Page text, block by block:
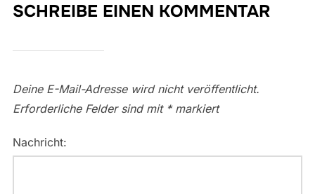
SCHREIBE EINEN KOMMENTAR
Deine E-Mail-Adresse wird nicht veröffentlicht.
Erforderliche Felder sind mit *markiert
Nachricht: